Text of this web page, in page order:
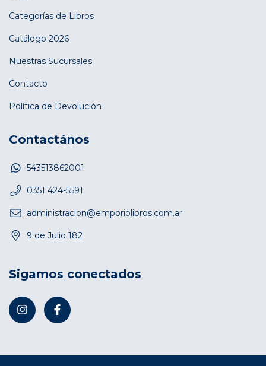
Categorías de Libros
Catálogo 2026
Nuestras Sucursales
Contacto
Política de Devolución
Contactános
543513862001
0351 424-5591
administracion@emporiolibros.com.ar
9 de Julio 182
Sigamos conectados